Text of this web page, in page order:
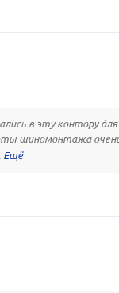
в эту контору для
шиномонтажа очень